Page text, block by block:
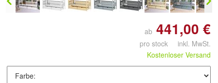
ab 441,00 €
pro stock inkl. MwSt.
Kostenloser Versand